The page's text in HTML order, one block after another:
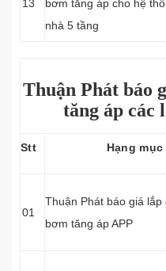
13
bơm tăng áp cho hệ
nhà 5 tầng
Thuận Phát báo
tăng áp các
Stt Hạng mục
01
Thuận Phát báo giá lắp
bơm tăng áp APP